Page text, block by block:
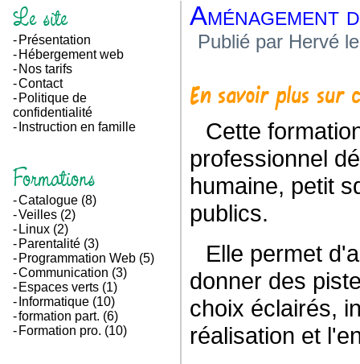
Le site
Présentation
Hébergement web
Nos tarifs
Contact
Politique de
confidentialité
Instruction en famille
Formations
Catalogue (8)
Veilles (2)
Linux (2)
Parentalité (3)
Programmation Web (5)
Communication (3)
Espaces verts (1)
Informatique (10)
formation part. (6)
Formation pro. (10)
Aménagement
Publié par Hervé
En savoir plus sur
Cette formation se destine au particulier ou au
professionnel
humaine, petit
publics.
Elle permet d'aborder les questions importantes et de
donner des
choix éclairés,
réalisation et